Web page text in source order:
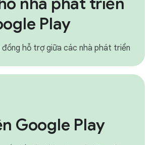
Play
đồng hỗ trợ giữa các nhà phát triển
Google Play